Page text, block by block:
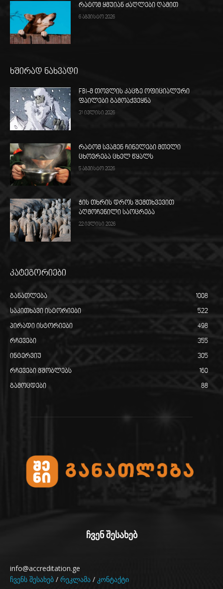
რატომ ყმუიან ძაღლები ღამით
6 აგვისტო 2026
ხშირად ნახვადი
FBI-მ თოვლის კაცზე ოფიციალური
ფაილები გამოაქვეყნა
31 ივლისი 2026
რატომ სვამენ ჩინელები მთელი
ცხოვრება ცხელ წყალს
5 აგვისტო 2026
ჭის თხრის დროს შემთხვევით
აღმოჩენილი საოცრება
22 ივლისი 2026
კატეგორიები
განათლება 1008
საკითხავი ისტორიები 522
პირადი ისტორიები 498
რჩევები 355
ინტერვიუ 305
რჩევები მშობლებს 160
გამოცდები 88
ჩვენ შესახებ
info@accreditation.ge
ჩვენს შესახებ / რეკლამა / კონტაქტი